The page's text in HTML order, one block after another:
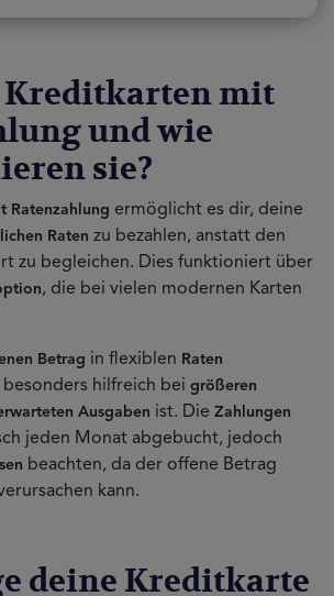
Kreditkarten mit
und wie
sie?
Ratenzahlung ermöglicht es dir, deine
Raten zu bezahlen, anstatt den
zu begleichen. Dies funktioniert über
, die bei vielen modernen Karten
Betrag in flexiblen Raten
besonders hilfreich bei größeren
Ausgaben ist. Die Zahlungen
jeden Monat abgebucht, jedoch
beachten, da der offene Betrag
kann.
deine Kreditkarte